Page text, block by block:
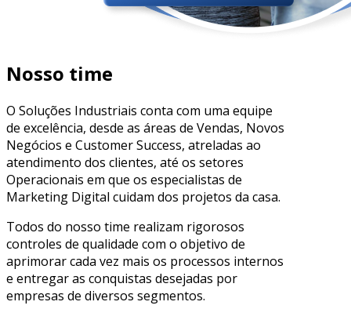
Nosso time
O Soluções Industriais conta com uma equipe
de excelência, desde as áreas de Vendas, Novos
Negócios e Customer Success, atreladas ao
atendimento dos clientes, até os setores
Operacionais em que os especialistas de
Marketing Digital cuidam dos projetos da casa.
Todos do nosso time realizam rigorosos
controles de qualidade com o objetivo de
aprimorar cada vez mais os processos internos
e entregar as conquistas desejadas por
empresas de diversos segmentos.